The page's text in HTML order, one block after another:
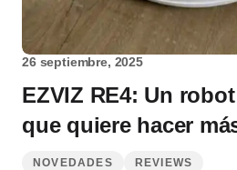
26 septiembre, 2025
EZVIZ RE4: Un
que quiere hacer
NOVEDADES REVIEWS